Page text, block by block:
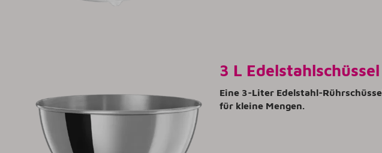
3 L Edelstahlschüssel
Eine 3-Liter Edelstahl-
für kleine Mengen.